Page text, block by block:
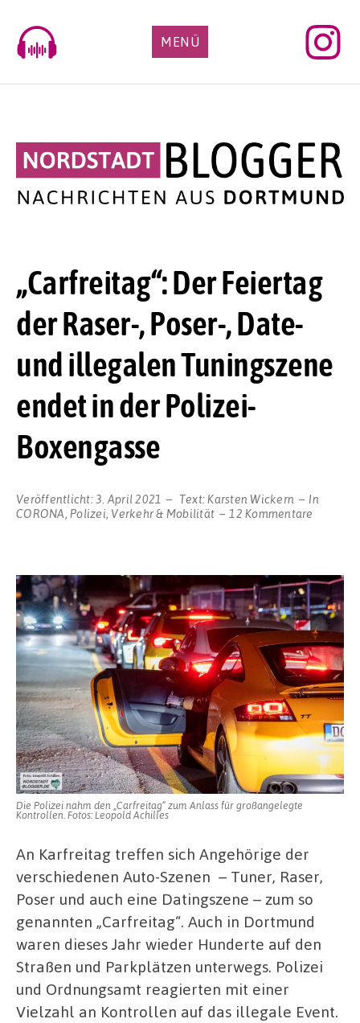
content
MENÜ
„Carfreitag“: Der Feiertag
der Raser-, Poser-, Date-
und illegalen Tuningszene
endet in der Polizei-
Boxengasse
Veröffentlicht:3. April 2021 Text:Karsten Wickern
In
CORONA, Polizei, Verkehr & Mobilität 12 Kommentare
Raser-,
Poser-,
Date-
und
illegalen
endet
in
der
Polizei-
Die Polizei nahm den „Carfreitag“ zum Anlass für großangelegte
Kontrollen. Fotos: Leopold Achilles
An Karfreitag treffen sich Angehörige der
verschiedenen Auto-Szenen – Tuner, Raser,
Poser und auch eine Datingszene – zum so
genannten „Carfreitag“. Auch in Dortmund
waren dieses Jahr wieder Hunderte auf den
Straßen und Parkplätzen unterwegs. Polizei
und Ordnungsamt reagierten mit einer
Vielzahl an Kontrollen auf das illegale Event.